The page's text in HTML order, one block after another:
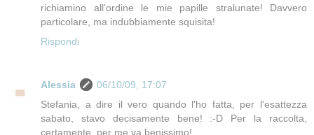
richiamino all'ordine le mie papille stralunate! Davvero
particolare, ma indubbiamente squisita!
Rispondi
Alessia
06/10/09, 17:07
Stefania, a dire il vero quando l'ho fatta, per l'esattezza
sabato, stavo decisamente bene! :-D Per la raccolta,
certamente, per me va benissimo!